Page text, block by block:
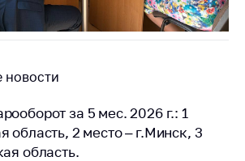
в МАРТ
новости
за 5 мес. 2026 г.: 1
область, 2 место – г.Минск, 3
область.